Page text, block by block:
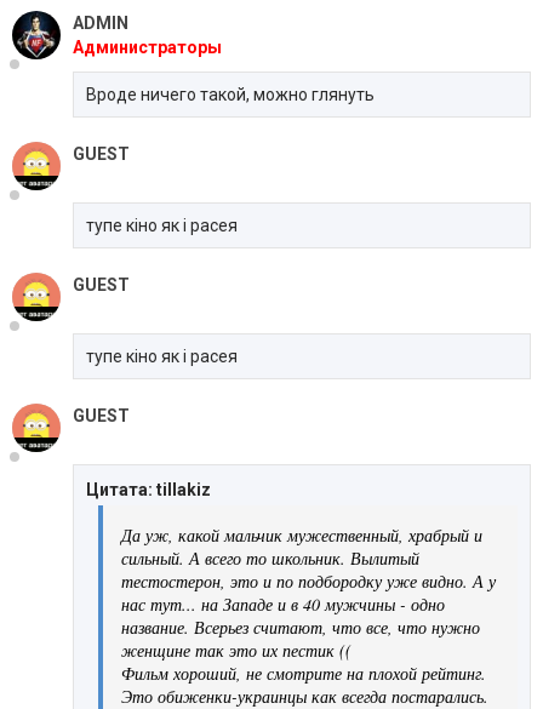
ADMIN
Администраторы
Вроде ничего такой, можно глянуть
GUEST
тупе кіно як і расея
GUEST
тупе кіно як і расея
GUEST
Цитата: tillakiz
Да уж, какой мальчик мужественный, храбрый и
сильный. А всего то школьник. Вылитый
тестостерон, это и по подбородку уже видно. А у
нас тут... на Западе и в 40 мужчины - одно
название. Всерьез считают, что все, что нужно
женщине так это их пестик ((
Фильм хороший, не смотрите на плохой рейтинг.
Это обиженки-украинцы как всегда постарались.